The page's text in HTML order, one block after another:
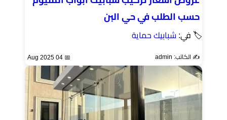
حسب الطلب في حي البن
🏷 في: شبابيك حماية
✍️ الكاتب: admin 📅 04 Aug 2025